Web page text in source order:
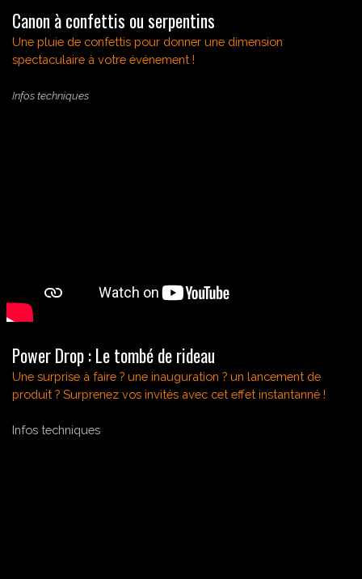
Canon à confettis ou serpentins
Une pluie de confettis pour donner une dimension
spectaculaire à votre événement !
Infos techniques
Power Drop : Le tombé de rideau
Une surprise à faire ? une inauguration ? un lancement de
produit ? Surprenez vos invités avec cet effet instantanné !
Infos techniques